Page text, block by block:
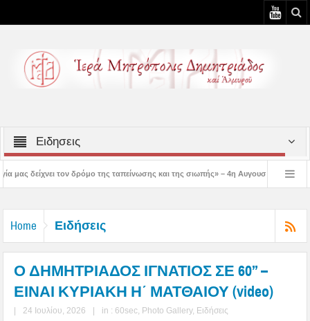
Ειδησεις
της ταπείνωσης και της σιωπής» – 4η Αυγουστιάτικη Παράκληση στην
Home Ειδήσεις
Ο ΔΗΜΗΤΡΙΑΔΟΣ ΙΓΝΑΤΙΟΣ ΣΕ 60’’ –
ΕΙΝΑΙ ΚΥΡΙΑΚΗ Η΄ ΜΑΤΘΑΙΟΥ (video)
| 24 Ιουλίου, 2026 | in : 60sec Photo Gallery, Ειδήσεις